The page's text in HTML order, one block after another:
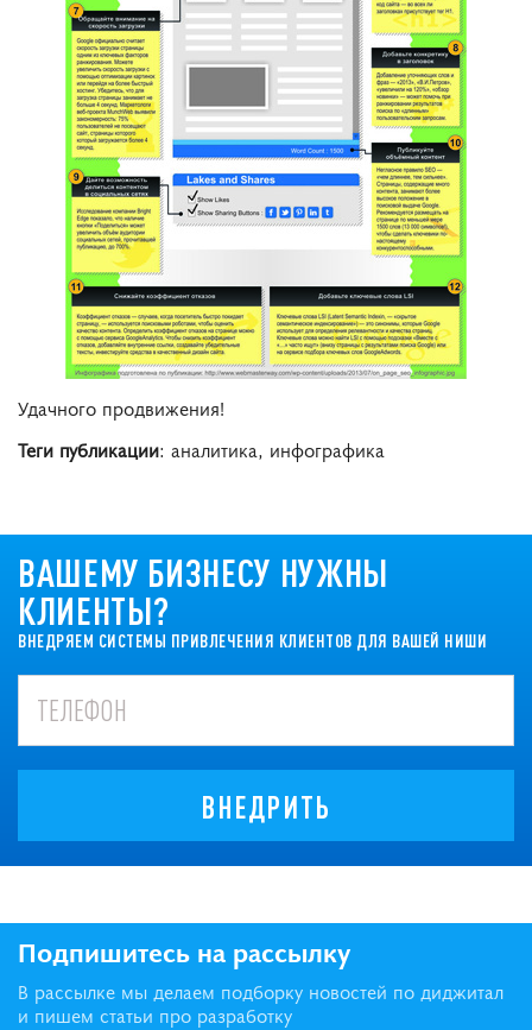
Удачного продвижения!
Теги публикации: аналитика, инфографика
ВАШЕМУ БИЗНЕСУ НУЖНЫ
КЛИЕНТЫ?
ВНЕДРЯЕМ СИСТЕМЫ ПРИВЛЕЧЕНИЯ КЛИЕНТОВ ДЛЯ ВАШЕЙ НИШИ
ВНЕДРИТЬ
Подпишитесь на рассылку
В рассылке мы делаем подборку новостей по диджитал
и пишем статьи про разработку